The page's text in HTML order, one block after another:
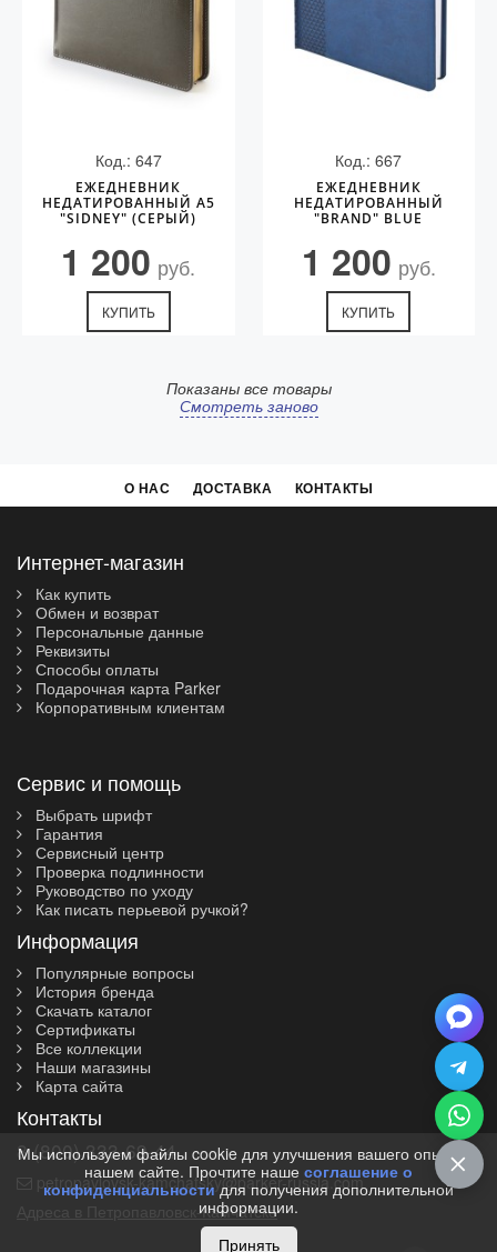
Код.: 647
ЕЖЕДНЕВНИК
НЕДАТИРОВАННЫЙ А5
"SIDNEY" (СЕРЫЙ)
1 200 руб.
КУПИТЬ
Код.: 667
ЕЖЕДНЕВНИК
НЕДАТИРОВАННЫЙ
"BRAND" BLUE
1 200 руб.
КУПИТЬ
Показаны все товары
Смотреть заново
О НАС ДОСТАВКА КОНТАКТЫ
Интернет-магазин
Как купить
Обмен и возврат
Персональные данные
Реквизиты
Способы оплаты
Подарочная карта Parker
Корпоративным клиентам
Сервис и помощь
Выбрать шрифт
Гарантия
Сервисный центр
Проверка подлинности
Руководство по уходу
Как писать перьевой ручкой?
Информация
Популярные вопросы
История бренда
Скачать каталог
Сертификаты
Все коллекции
Наши магазины
Карта сайта
Контакты
8 (800) 333-69-44
petropavlovsk-kamchatsky@parker-russia.com
Адреса в Петропавловск-Камчатске
Мы используем файлы cookie для улучшения вашего опыта на
нашем сайте. Прочтите наше соглашение о
конфиденциальности для получения дополнительной
информации.
Принять